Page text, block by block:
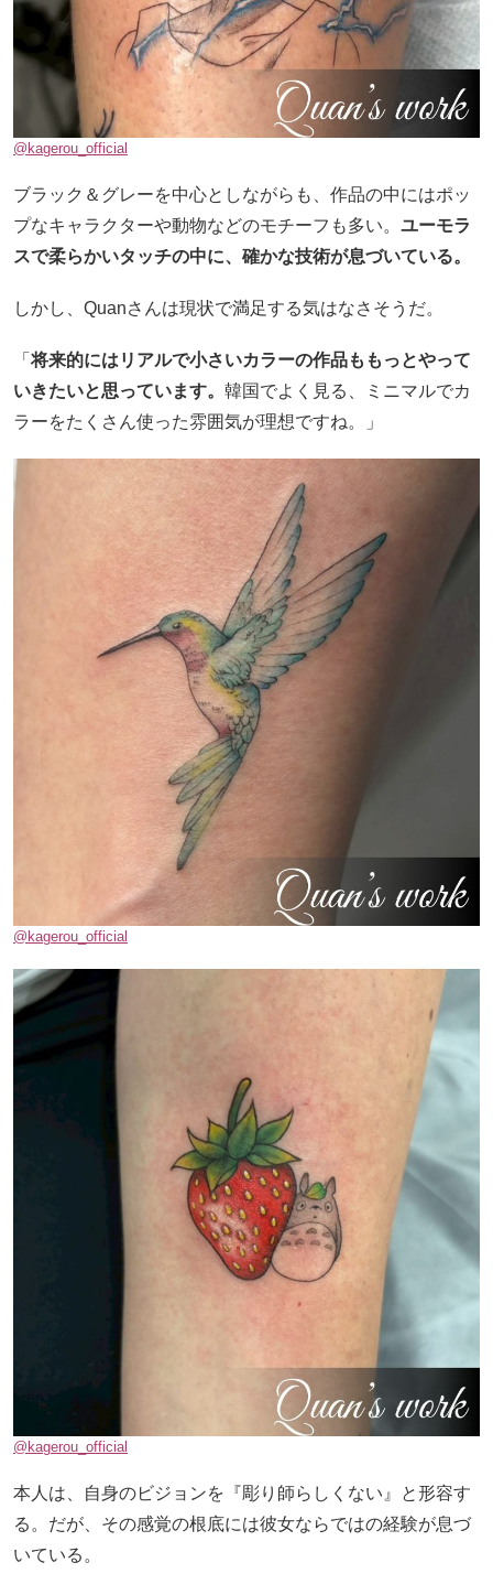
@kagerou_official
ブラック＆グレーを中心としながらも、作品の中にはポッ
プなキャラクターや動物などのモチーフも多い。 ユーモラ
スで柔らかいタッチの中に、確かな技術が息づいている。
しかし、Quanさんは現状で満足する気はなさそうだ。
「将来的にはリアルで小さいカラーの作品ももっとやって
いきたいと思っています。 韓国でよく見る、ミニマルでカ
ラーをたくさん使った雰囲気が理想ですね。」
@kagerou_official
@kagerou_official
本人は、自身のビジョンを『彫り師らしくない』と形容す
る。だが、その感覚の根底には彼女ならではの経験が息づ
いている。